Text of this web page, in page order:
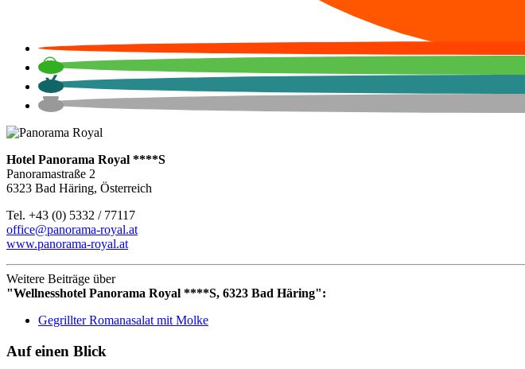
Hotel Panorama Royal ****S
Panoramastraße 2
6323 Bad Häring, Österreich
Tel. +43 (0) 5332 / 77117
office@panorama-royal.at
www.panorama-royal.at
Weitere Beiträge über
"Wellnesshotel Panorama Royal ****S, 6323 Bad Häring":
Gegrillter Romanasalat mit Molke
Auf einen Blick